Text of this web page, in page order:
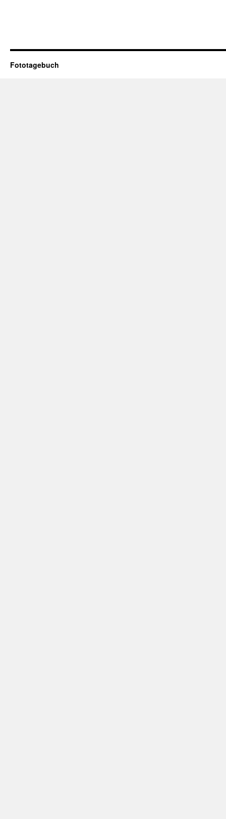
Fototagebuch